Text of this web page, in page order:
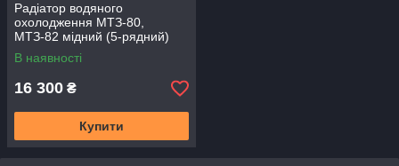
Радіатор водяного
охолодження МТЗ-80,
МТЗ-82 мідний (5-рядний)
Промтрансенерго 70СМ5-
130101
В наявності
16 300 ₴
Купити